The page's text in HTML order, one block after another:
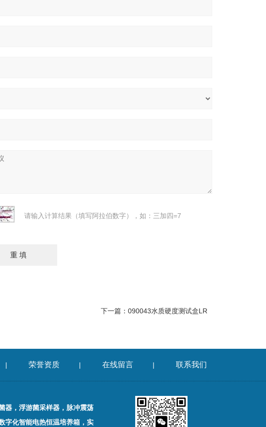
请输入计算结果（填写阿拉伯数字），如：三加四=7
下一篇： 090043水质硬度测试盒LR
| 荣誉资质 | 在线留言 | 联系我们
器，浮游菌采样器，脉冲震荡
字化智能电热恒温培养箱，实